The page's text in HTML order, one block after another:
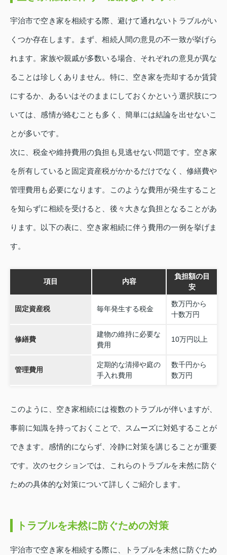
宇治市で空き家を相続する際、避けて通れないトラブルがい
くつか存在します。まず、相続人間の意見の不一致が挙げら
れます。家族や親戚が多数いる場合、それぞれの意見が異な
ることは珍しくありません。特に、空き家を売却するか賃貸
にするか、あるいはそのままにしておくかという選択肢につ
いては、感情が絡むことも多く、簡単には結論を出せないこ
とが多いです。
次に、税金や維持費用の負担も見逃せない問題です。空き家
を所有していると固定資産税がかかるだけでなく、修繕費や
管理費用も必要になります。このような費用が発生すること
を知らずに相続を受けると、後々大きな負担となることがあ
ります。以下の表に、空き家相続に伴う費用の一例を挙げま
す。
項目 内容
負担額の目
安
固定資産税 毎年発生する税金
数万円から
十数万円
修繕費
建物の維持に必要な
費用
10万円以上
管理費用
定期的な清掃や庭の
手入れ費用
数千円から
数万円
このように、空き家相続には複数のトラブルが伴いますが、
事前に知識を持っておくことで、スムーズに対処することが
できます。感情的にならず、冷静に対策を講じることが重要
です。次のセクションでは、これらのトラブルを未然に防ぐ
ための具体的な対策について詳しくご紹介します。
トラブルを未然に防ぐための対策
宇治市で空き家を相続する際に、トラブルを未然に防ぐため